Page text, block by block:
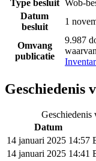
Type besluit Wob-
Datum
besluit
1
Omvang
publicatie
9.987
Geschiedenis
Datum
14 januari 2025 14:57
14 januari 2025 14:41